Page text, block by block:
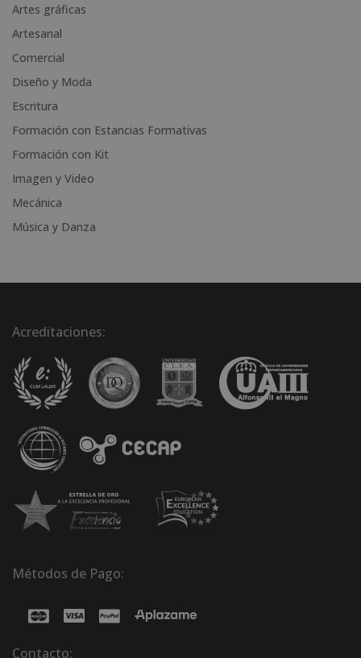
a
t
i
e
:
Artes gráficas
Artesanal
Comercial
Diseño y Moda
Escritura
Formación con Estancias Formativas
Formación con Kit
Imagen y Video
Mecánica
Música y Danza
Acreditaciones:
Métodos de Pago:
Contacto: